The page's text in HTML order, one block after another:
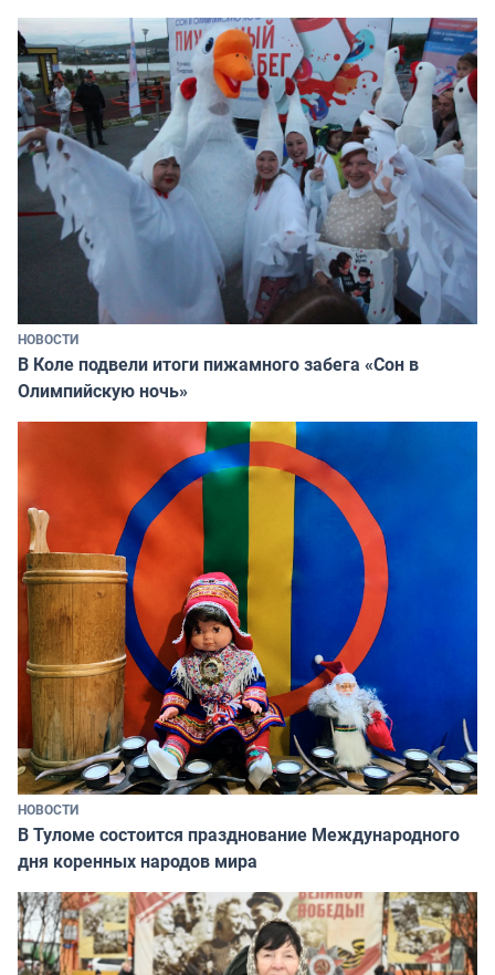
НОВОСТИ
В Коле подвели итоги пижамного забега «Сон в
Олимпийскую ночь»
НОВОСТИ
В Туломе состоится празднование Международного
дня коренных народов мира